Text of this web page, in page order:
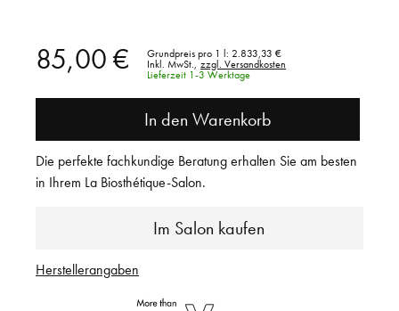
85,00 € Grundpreis pro 1 l: 2.833,33 €
Inkl. MwSt.,
zzgl. Versandkosten
Lieferzeit 1-3 Werktage
In den Warenkorb
Im Salon kaufen
Die perfekte fachkundige Beratung erhalten Sie am besten
in Ihrem La Biosthétique-Salon.
Herstellerangaben